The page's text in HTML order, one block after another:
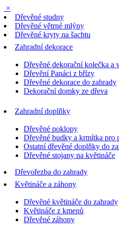
×
Dřevěné studny
Dřevěné větrné mlýny
Dřevěné kryty na šachtu
Zahradní dekorace
Dřevěné dekorační kolečka a
Dřevění Panáci z břízy
Dřevěné dekorace do zahrady
Dekorační domky ze dřeva
Zahradní doplňky
Dřevěné poklopy
Dřevěné budky a krmítka pro
Ostatní dřevěné doplňky do
Dřevěné stojany na květináče
Dřevořezba do zahrady
Květináče a záhony
Dřevěné květináče do zahrady
Květináče z kmenů
Dřevěné záhony